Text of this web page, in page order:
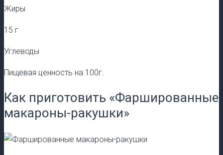
Жиры
15 г
Углеводы
Пищевая ценность на 100г.
Как приготовить «Фаршированные
макароны-ракушки»